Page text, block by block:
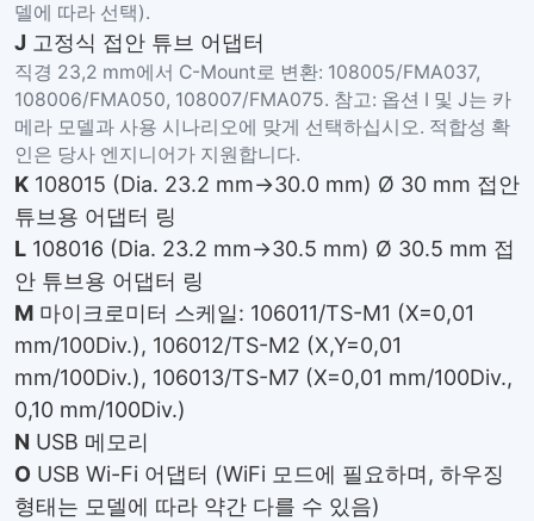
델에 따라 선택).
J 고정식 접안 튜브 어댑터
직경 23,2 mm에서 C-Mount로 변환: 108005/FMA037,
108006/FMA050, 108007/FMA075. 참고: 옵션 I 및 J는 카
메라 모델과 사용 시나리오에 맞게 선택하십시오. 적합성 확
인은 당사 엔지니어가 지원합니다.
K 108015 (Dia. 23.2 mm→30.0 mm) Ø 30 mm 접안
튜브용 어댑터 링
L 108016 (Dia. 23.2 mm→30.5 mm) Ø 30.5 mm 접
안 튜브용 어댑터 링
M 마이크로미터 스케일: 106011/TS-M1 (X=0,01
mm/100Div.), 106012/TS-M2 (X,Y=0,01
mm/100Div.), 106013/TS-M7 (X=0,01 mm/100Div.,
0,10 mm/100Div.)
N USB 메모리
O USB Wi-Fi 어댑터 (WiFi 모드에 필요하며, 하우징
형태는 모델에 따라 약간 다를 수 있음)